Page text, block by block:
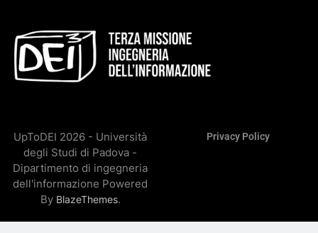
UpToDEI 2026 - Università
degli Studi di Padova -
Dipartimento di ingegneria
dell'informazione Powered
By BlazeThemes.
Privacy Policy